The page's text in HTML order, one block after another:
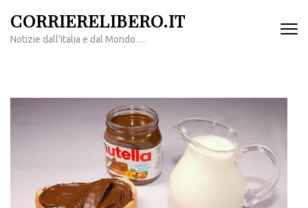
contenuto
CORRIERELIBERO.IT
Notizie dall'Italia e dal Mondo…